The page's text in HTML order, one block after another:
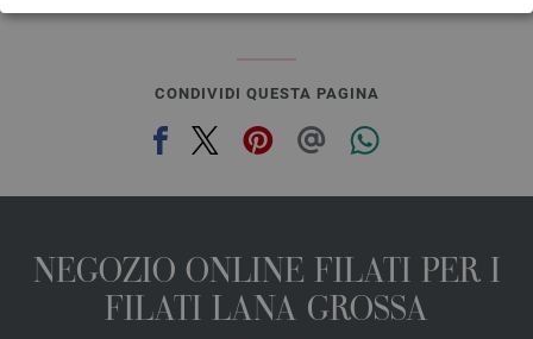
CONDIVIDI QUESTA PAGINA
NEGOZIO ONLINE FILATI PER I
FILATI LANA GROSSA